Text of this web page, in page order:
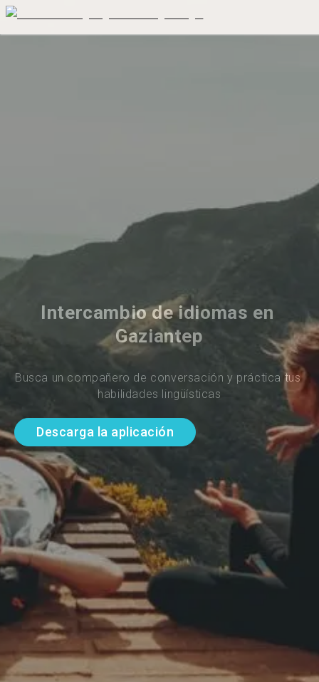
Intercambio de idiomas en
Gaziantep
Busca un compañero de conversación y práctica tus
habilidades lingüísticas
Descarga la aplicación